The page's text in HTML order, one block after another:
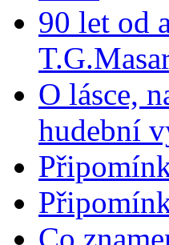
90 let od
O lásce,
hudební